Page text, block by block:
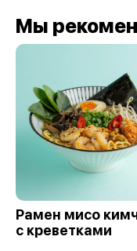
Мы
Рамен мисо
с креветками